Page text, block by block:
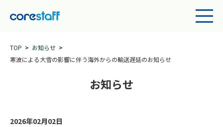
TOP
お知らせ
寒波による大雪の影響に伴う海外からの輸送遅延のお知らせ
お知らせ
2026年02月02日